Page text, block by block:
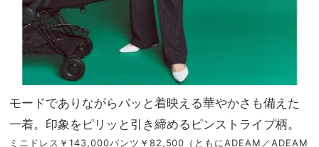
モードでありながらパッと着映える華やかさも備えた
一着。印象をピリッと引き締めるピンストライプ柄。
ミニドレス￥143,000パンツ￥82,500（ともにADEAM／ADEAM